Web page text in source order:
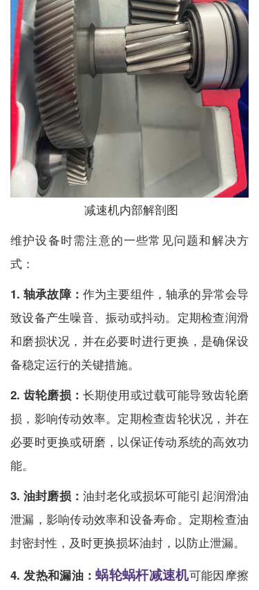
减速机内部解剖图
维护设备时需注意的一些常见问题和解决方
式：
1. 轴承故障： 作为主要组件，轴承的异常会导
致设备产生噪音、振动或抖动。定期检查润滑
和磨损状况，并在必要时进行更换，是确保设
备稳定运行的关键措施。
2. 齿轮磨损： 长期使用或过载可能导致齿轮磨
损，影响传动效率。定期检查齿轮状况，并在
必要时更换或研磨，以保证传动系统的高效功
能。
3. 油封磨损： 油封老化或损坏可能引起润滑油
泄漏，影响传动效率和设备寿命。定期检查油
封密封性，及时更换损坏油封，以防止泄漏。
4. 发热和漏油：蜗轮蜗杆减速机可能因摩擦